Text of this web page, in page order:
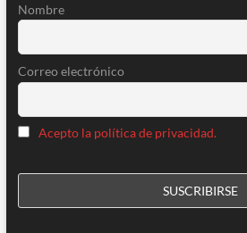
Nombre
Correo electrónico
Acepto la política de privacidad.